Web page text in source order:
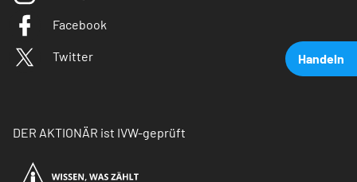
Handeln
Facebook
Twitter
DER AKTIONÄR ist IVW-geprüft